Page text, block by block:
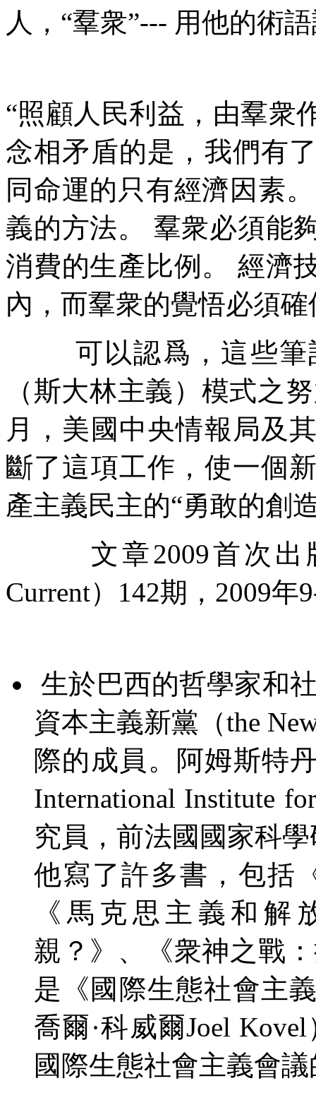
人， “羣衆”--- 用他的術
“照顧人民利益，由羣衆
念相矛盾的是，我們有
同命運的只有經濟因素。
義的方法。
羣衆必須能
消費的生產比例。
經濟
內，而羣衆的覺悟必須
可以認爲，這些
（斯大林主義）模式之
月，美國中央情報局及
斷了這項工作，使一個
產主義民主的“勇敢的創
文章2009首次出
Current） 142期， 2009年
生於巴西的哲學家和
資本主義新黨（the
際的成員。阿姆斯特
International Institute
究員，前法國國家科
他寫了許多書，包括
《馬克思主義和解
親？》、《衆神之戰
是《國際生態社會主
喬爾 ·科威爾Joel Kovel
國際生態社會主義會